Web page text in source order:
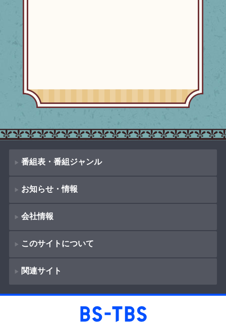
番組表・番組ジャンル
番組表
番組ジャンル
ドラマ
映画
紀行
お知らせ・情報
新着情報
お知らせ
イベント
ショッピング
会社情報
会社概要
（Company Information）
このサイトについて
著作権とリンク
サイトポリシー
関連サイト